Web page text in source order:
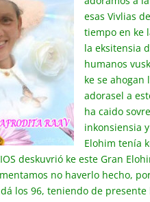
esas Vivlias
tiempo en ke
la eksitensia
humanos
ke se ahogan
adorasel a
ha caido
inkonsiensia
Elohim tenía
deskuvrió ke este Gran
no haverlo hecho,
los 96, teniendo de